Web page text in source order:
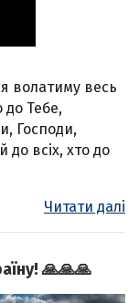
волатиму весь
до Тебе,
Господи,
до всіх, хто до
Читати далі
🙏🙏🙏